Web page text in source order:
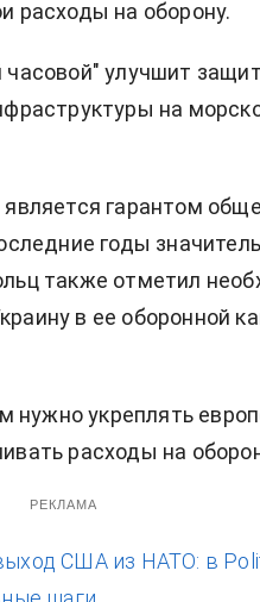
расходы на оборону.
улучшит
на
гарантом
годы
также отметил
в ее оборонной
нужно укреплять
расходы на
РЕКЛАМА
США из НАТО: в